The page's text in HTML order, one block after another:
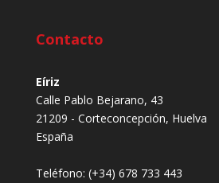
Contacto
Eíriz
Calle Pablo Bejarano, 43
21209 - Corteconcepción, Huelva
España
Teléfono: (+34) 678 733 443